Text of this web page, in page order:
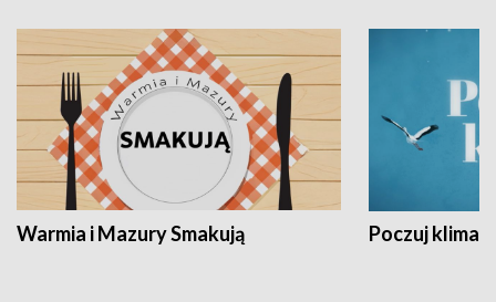
Warmia i Mazury Smakują Poczuj klimat